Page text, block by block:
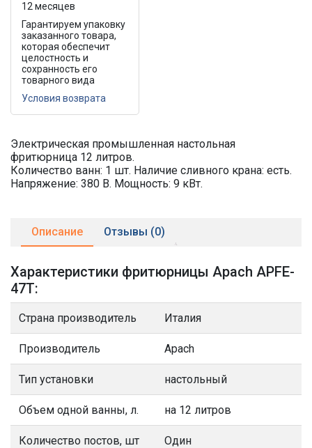
12 месяцев
Гарантируем упаковку
заказанного товара,
которая обеспечит
целостность и
сохранность его
товарного вида
Условия возврата
Электрическая промышленная настольная
фритюрница 12 литров.
Количество ванн: 1 шт. Наличие сливного крана: есть.
Напряжение: 380 В. Мощность: 9 кВт.
Описание Отзывы (0)
Характеристики фритюрницы Apach APFE-
47T:
Страна производитель Италия
Производитель Apach
Тип установки настольный
Объем одной ванны, л. на 12 литров
Количество постов, шт Один